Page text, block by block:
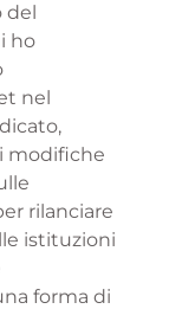
del
ho
nel
modifiche
rilanciare
istituzioni
forma di